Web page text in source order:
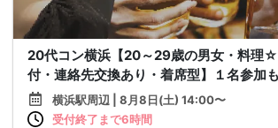
20代コン横浜【20～29歳の男女・料理
付・連絡先交換あり・着席型】１名参加
横浜駅周辺 | 8月8日(土) 14:00〜
受付終了まで6時間